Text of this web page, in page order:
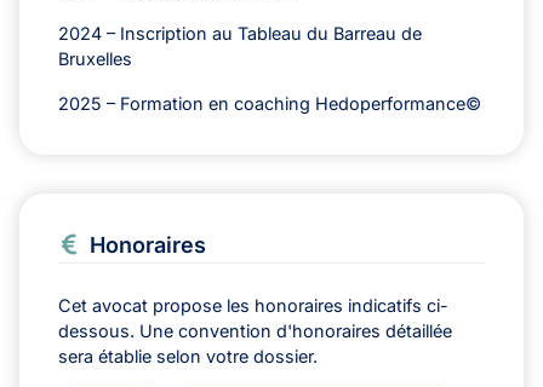
2024 – Inscription au Tableau du Barreau de
Bruxelles
2025 – Formation en coaching Hedoperformance©
Honoraires
Cet avocat propose les honoraires indicatifs ci-
dessous. Une convention d'honoraires détaillée
sera établie selon votre dossier.